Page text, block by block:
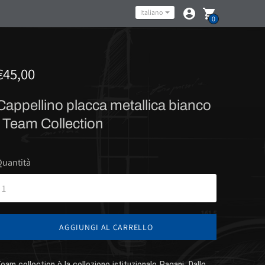
Lingua
Italiano
0
placca metallica bianco
Team Collection
AGGIUNGI AL CARRELLO